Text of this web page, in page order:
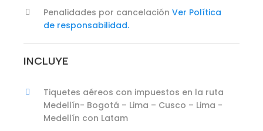
Penalidades por cancelación Ver Política
de responsabilidad.
INCLUYE
Tiquetes aéreos con impuestos en la ruta
Medellín- Bogotá – Lima – Cusco – Lima -
Medellín con Latam